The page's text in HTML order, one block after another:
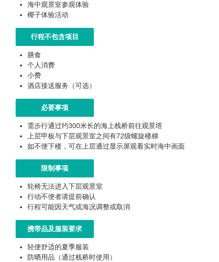
海中观景室参观体验
椰子体验活动
行程不包含项目
膳食
个人消费
小费
酒店接送服务（可选）
必要事项
需步行通过约300米长的海上栈桥前往观景塔
上层甲板与下层观景室之间有72级螺旋楼梯
如不便下楼，可在上层通过显示屏观看实时海中画面
限制事项
轮椅无法进入下层观景室
行动不便者请提前确认
行程可能因天气或海况调整或取消
携带品及服装要求
轻便舒适的夏季服装
防晒用品（通过栈桥时使用）